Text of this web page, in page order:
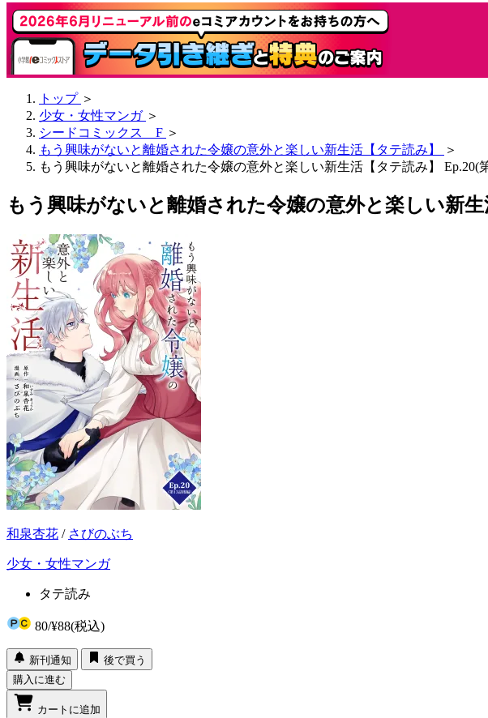
トップ ＞
少女・女性マンガ ＞
シードコミックス F ＞
もう興味がないと離婚された令嬢の意外と楽しい新生活【タテ読み】
＞
もう興味がないと離婚された令嬢の意外と楽しい新生活【タテ読み】 Ep.20(
もう興味がないと離婚された令嬢の意外と楽しい新
和泉杏花 / さびのぶち
少女・女性マンガ
タテ読み
80/¥88(税込)
新刊通知
後で買う
購入に進む
カートに追加